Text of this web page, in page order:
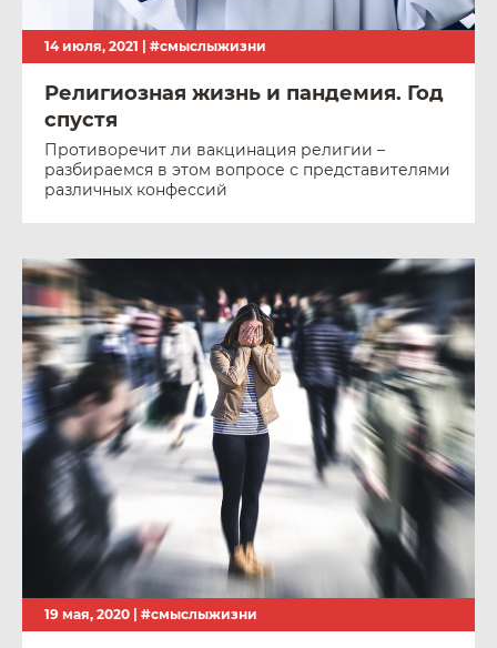
14 июля, 2021 | #смыслыжизни
Религиозная жизнь и пандемия. Год
спустя
Противоречит ли вакцинация религии –
разбираемся в этом вопросе с представителями
различных конфессий
19 мая, 2020 | #смыслыжизни